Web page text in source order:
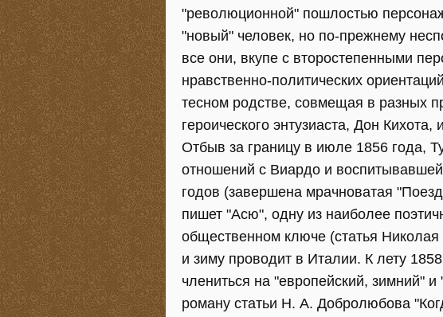
"революционной" пошлостью
"новый" человек, но по-прежнему
все они, вкупе с второстепенными
нравственно-политических
тесном родстве, совмещая в разных
героического энтузиаста, Дон
Отбыв за границу в июле 1856 года,
отношений с Виардо и
годов (завершена мрачноватая
пишет "Асю", одну из наиболее
общественном ключе (статья
и зиму проводит в Италии. К лету
члениться на "европейский, зимний"
роману статьи Н. А. Добролюбова